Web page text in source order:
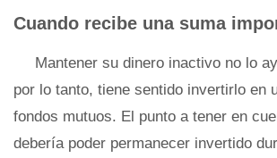
Cuando recibe una suma
Mantener su dinero inactivo no lo
por lo tanto, tiene sentido invertirlo en
fondos mutuos. El punto a tener en
debería poder permanecer invertido